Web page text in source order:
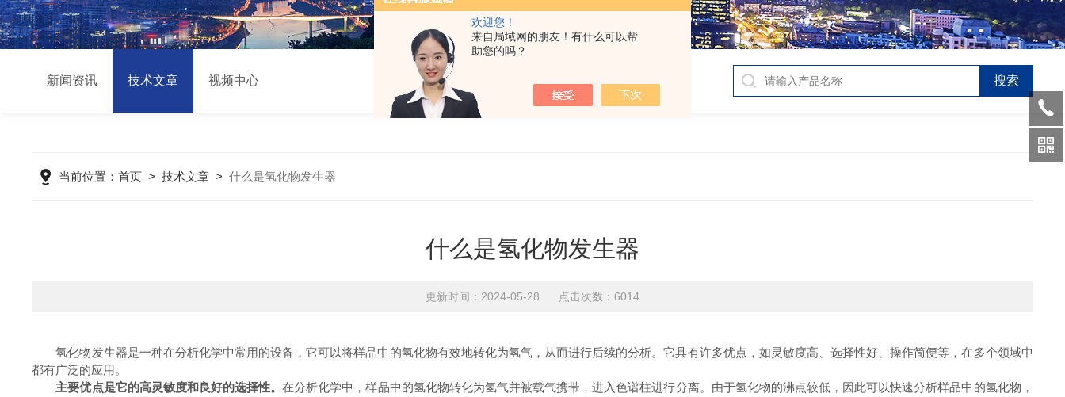
欢迎您！
来自局域网的朋友！有什么可以帮
助您的吗？
新闻资讯 技术文章 视频中心
当前位置：首页 >技术文章 >什么是氢化物发生器
什么是氢化物发生器
更新时间：2024-05-28 点击次数：6014
氢化物发生器是一种在分析化学中常用的设备，它可以将样品中的氢化物有效地转化为氢气，从而进行后续的分析。它具有许多优点，如灵敏度高、选择性好、操作简便等，在多个领域中
都有广泛的应用。
主要优点是它的高灵敏度和良好的选择性。在分析化学中，样品中的氢化物转化为氢气并被载气携带，进入色谱柱进行分离。由于氢化物的沸点较低，因此可以快速分析样品中的氢化物，